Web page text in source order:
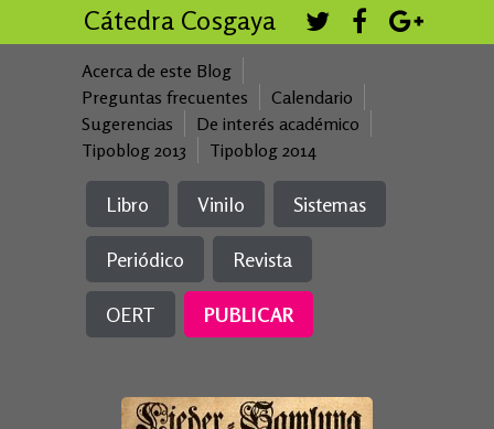
Cátedra Cosgaya
Acerca de este Blog
Preguntas frecuentes
Calendario
Sugerencias
De interés académico
Tipoblog 2013
Tipoblog 2014
Libro Vinilo Sistemas
Periódico Revista
OERT PUBLICAR